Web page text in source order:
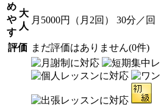
め
や
す
大
人
月5000円（月2回） 30分／回
評価 まだ評価はありません(0件)